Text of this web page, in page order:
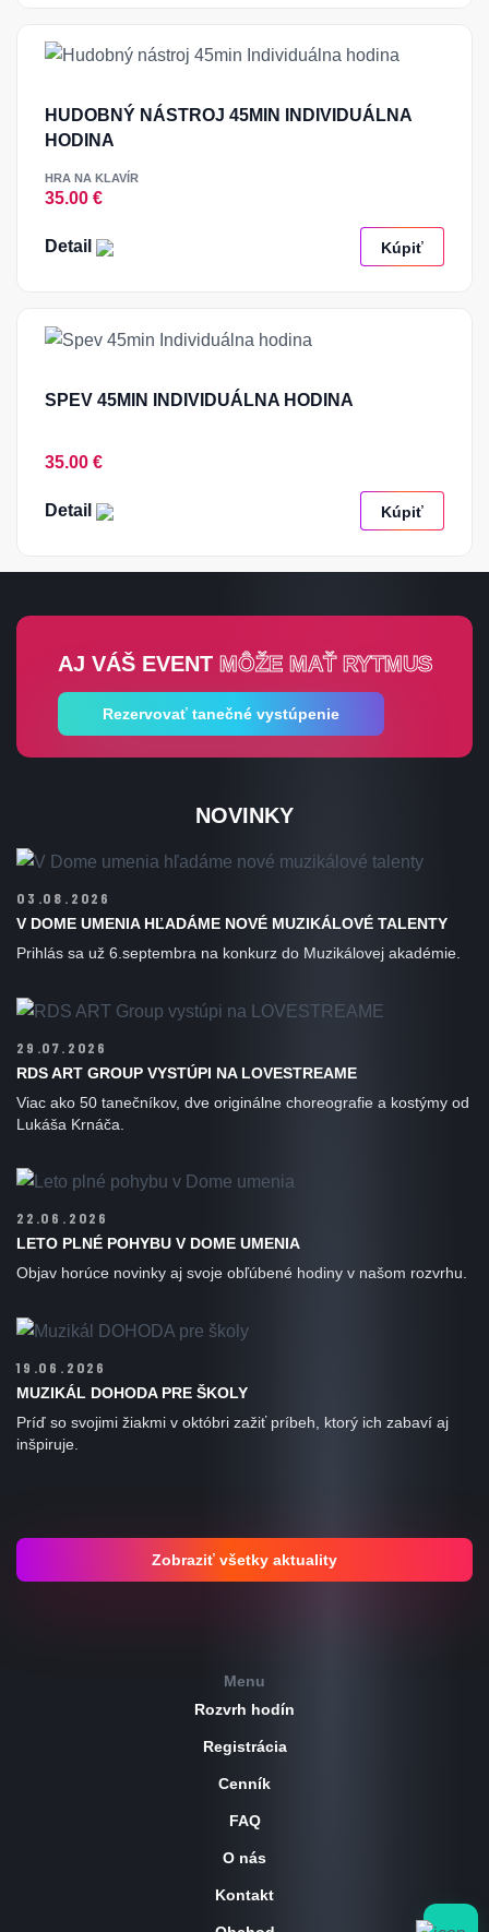
HUDOBNÝ NÁSTROJ 45MIN INDIVIDUÁLNA
HODINA
HRA NA KLAVÍR
35.00 €
Kúpiť
Detail
SPEV 45MIN INDIVIDUÁLNA HODINA
35.00 €
Kúpiť
Detail
AJ VÁŠ EVENT MÔŽE MAŤ RYTMUS
Rezervovať tanečné vystúpenie
NOVINKY
03.08.2026
V DOME UMENIA HĽADÁME NOVÉ MUZIKÁLOVÉ TALENTY
Prihlás sa už 6.septembra na konkurz do Muzikálovej akadémie.
29.07.2026
RDS ART GROUP VYSTÚPI NA LOVESTREAME
Viac ako 50 tanečníkov, dve originálne choreografie a kostýmy od
Lukáša Krnáča.
22.06.2026
LETO PLNÉ POHYBU V DOME UMENIA
Objav horúce novinky aj svoje obľúbené hodiny v našom rozvrhu.
19.06.2026
MUZIKÁL DOHODA PRE ŠKOLY
Príď so svojimi žiakmi v októbri zažiť príbeh, ktorý ich zabaví aj
inšpiruje.
Zobraziť všetky aktuality
Menu
Rozvrh hodín
Registrácia
Cenník
FAQ
O nás
Kontakt